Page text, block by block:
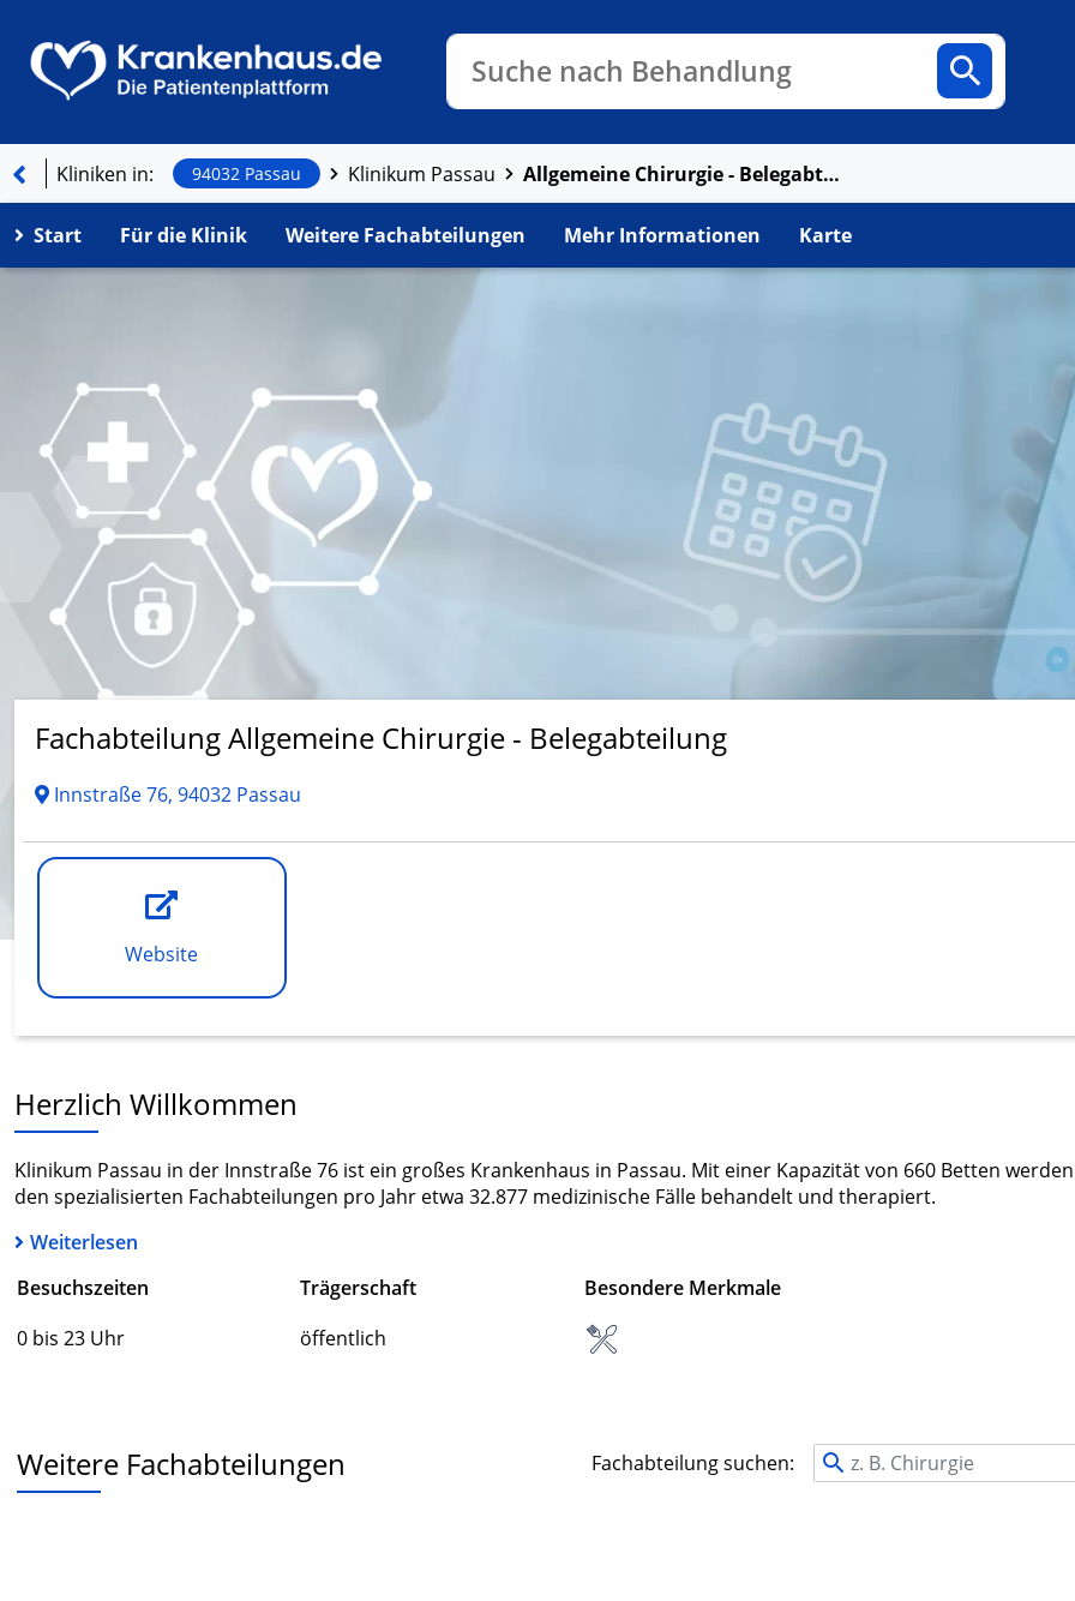
Suche nach Behandlung
Kliniken in: 94032 Passau Klinikum Passau Allgemeine Chirurgie - Belegabteilung
Start Für die Klinik Weitere Fachabteilungen Mehr Informationen Karte
Fachabteilung Allgemeine Chirurgie - Belegabteilung
Innstraße 76, 94032 Passau
Website
Herzlich Willkommen
Klinikum Passau in der Innstraße 76 ist ein großes Krankenhaus in Passau. Mit einer Kapazität von 660 Betten
den spezialisierten Fachabteilungen pro Jahr etwa 32.877 medizinische Fälle behandelt und therapiert.
Weiterlesen
Besuchszeiten
0 bis 23 Uhr
Trägerschaft
öffentlich
Besondere Merkmale
Weitere Fachabteilungen Fachabteilung suchen: